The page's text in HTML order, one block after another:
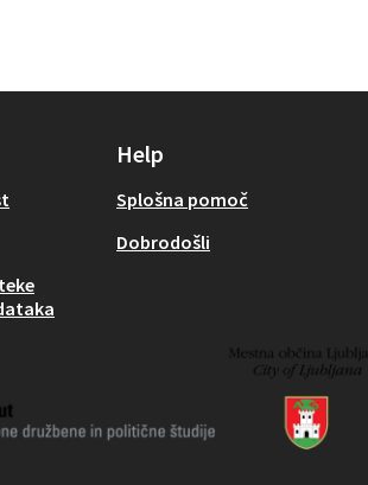
Help
Splošna pomoč
Dobrodošli